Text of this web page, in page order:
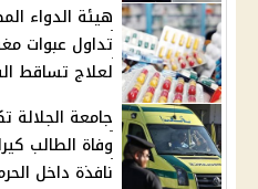
هيئة الدواء
تداول عبوات
لعلاج تساقط
جامعة
وفاة الطالب
نافذة داخل